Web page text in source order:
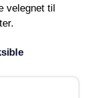
velegnet til